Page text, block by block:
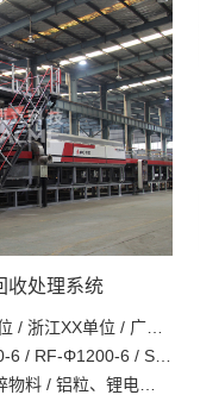
收处理系统
单位 / 广东XX单位 / 湖南XX单位
6 / SBF1500/200-14 / SBF-1220/200-7
池粉料 / 电池湿极粉 / 磷酸铁锂破碎废正极片